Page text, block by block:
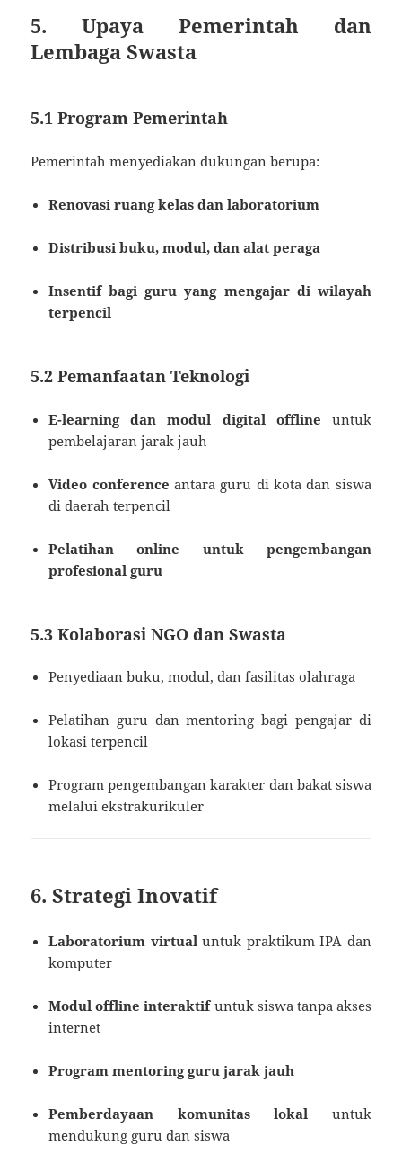
5. Upaya Pemerintah dan
Lembaga Swasta
5.1 Program Pemerintah
Pemerintah menyediakan dukungan berupa:
Renovasi ruang kelas dan laboratorium
Distribusi buku, modul, dan alat peraga
Insentif bagi guru yang mengajar di wilayah
terpencil
5.2 Pemanfaatan Teknologi
E-learning dan modul digital offline untuk
pembelajaran jarak jauh
Video conference antara guru di kota dan siswa
di daerah terpencil
Pelatihan online untuk pengembangan
profesional guru
5.3 Kolaborasi NGO dan Swasta
Penyediaan buku, modul, dan fasilitas olahraga
Pelatihan guru dan mentoring bagi pengajar di
lokasi terpencil
Program pengembangan karakter dan bakat siswa
melalui ekstrakurikuler
6. Strategi Inovatif
Laboratorium virtualuntuk praktikum IPA dan
komputer
Modul offline interaktifuntuk siswa tanpa akses
internet
Program mentoring guru jarak jauh
Pemberdayaan komunitas lokal untuk
mendukung guru dan siswa